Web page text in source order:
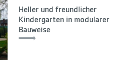
Heller und freundlicher
Kindergarten in modularer
Bauweise